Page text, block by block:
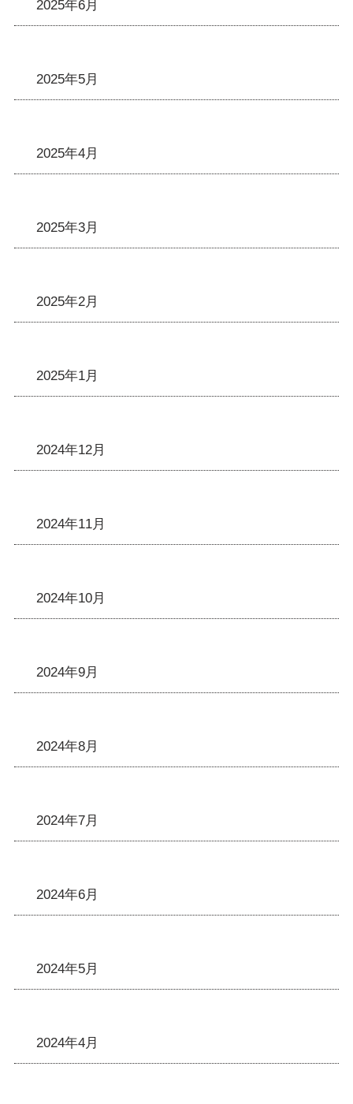
2025年6月
2025年5月
2025年4月
2025年3月
2025年2月
2025年1月
2024年12月
2024年11月
2024年10月
2024年9月
2024年8月
2024年7月
2024年6月
2024年5月
2024年4月